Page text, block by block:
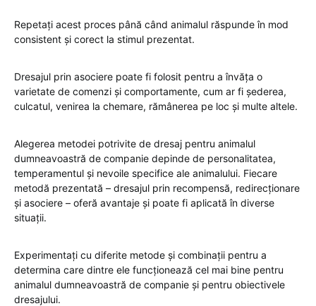
Repetați acest proces până când animalul răspunde în mod
consistent și corect la stimul prezentat.
Dresajul prin asociere poate fi folosit pentru a învăța o
varietate de comenzi și comportamente, cum ar fi șederea,
culcatul, venirea la chemare, rămânerea pe loc și multe altele.
Alegerea metodei potrivite de dresaj pentru animalul
dumneavoastră de companie depinde de personalitatea,
temperamentul și nevoile specifice ale animalului. Fiecare
metodă prezentată – dresajul prin recompensă, redirecționare
și asociere – oferă avantaje și poate fi aplicată în diverse
situații.
Experimentați cu diferite metode și combinații pentru a
determina care dintre ele funcționează cel mai bine pentru
animalul dumneavoastră de companie și pentru obiectivele
dresajului.